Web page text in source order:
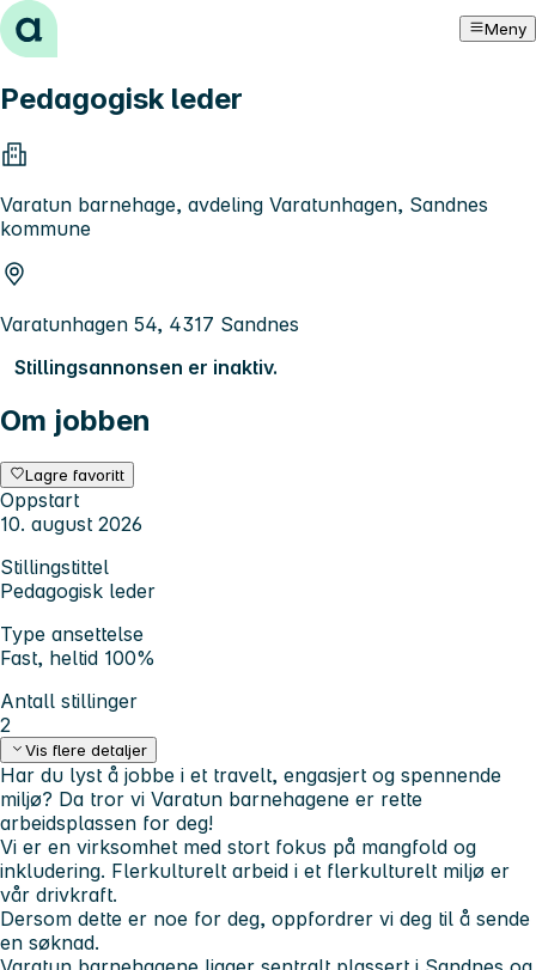
Hopp til innhold Meny
Pedagogisk leder
Varatun barnehage, avdeling Varatunhagen, Sandnes
kommune
Varatunhagen 54, 4317 Sandnes
Stillingsannonsen er inaktiv.
Om jobben
Lagre favoritt
Oppstart
10. august 2026
Stillingstittel
Pedagogisk leder
Type ansettelse
Fast, heltid 100%
Antall stillinger
2
Vis flere detaljer
Har du lyst å jobbe i et travelt, engasjert og spennende
miljø? Da tror vi Varatun barnehagene er rette
arbeidsplassen for deg!
Vi er en virksomhet med stort fokus på mangfold og
inkludering. Flerkulturelt arbeid i et flerkulturelt miljø er
vår drivkraft.
Dersom dette er noe for deg, oppfordrer vi deg til å sende
en søknad.